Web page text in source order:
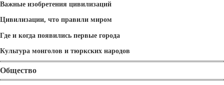
Важные изобретения цивилизаций
Цивилизации, что правили миром
Где и когда появились первые города
Культура монголов и тюркских народов
Общество